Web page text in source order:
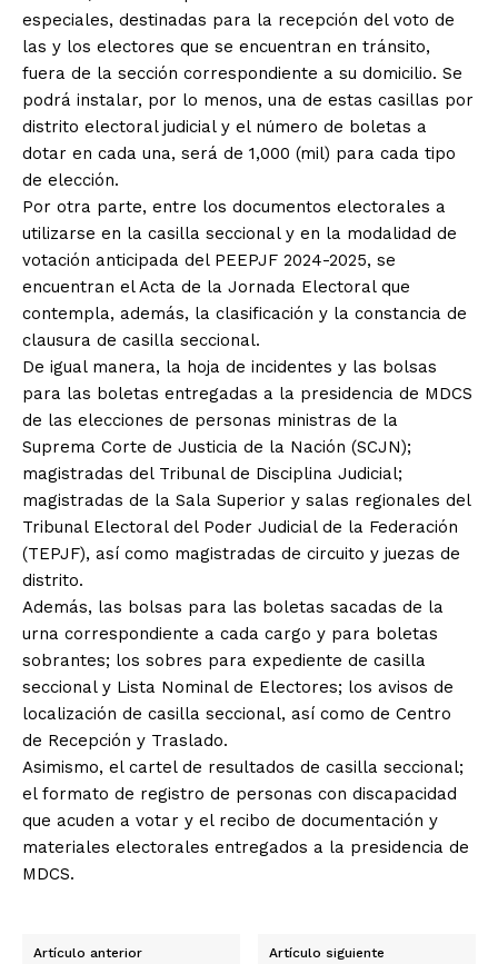
especiales, destinadas para la recepción del voto de
las y los electores que se encuentran en tránsito,
fuera de la sección correspondiente a su domicilio. Se
podrá instalar, por lo menos, una de estas casillas por
distrito electoral judicial y el número de boletas a
dotar en cada una, será de 1,000 (mil) para cada tipo
de elección.
Por otra parte, entre los documentos electorales a
utilizarse en la casilla seccional y en la modalidad de
votación anticipada del PEEPJF 2024-2025, se
encuentran el Acta de la Jornada Electoral que
contempla, además, la clasificación y la constancia de
clausura de casilla seccional.
De igual manera, la hoja de incidentes y las bolsas
para las boletas entregadas a la presidencia de MDCS
de las elecciones de personas ministras de la
Suprema Corte de Justicia de la Nación (SCJN);
magistradas del Tribunal de Disciplina Judicial;
magistradas de la Sala Superior y salas regionales del
Tribunal Electoral del Poder Judicial de la Federación
(TEPJF), así como magistradas de circuito y juezas de
distrito.
Además, las bolsas para las boletas sacadas de la
urna correspondiente a cada cargo y para boletas
sobrantes; los sobres para expediente de casilla
seccional y Lista Nominal de Electores; los avisos de
localización de casilla seccional, así como de Centro
de Recepción y Traslado.
Asimismo, el cartel de resultados de casilla seccional;
el formato de registro de personas con discapacidad
que acuden a votar y el recibo de documentación y
materiales electorales entregados a la presidencia de
MDCS.
Artículo anterior Artículo siguiente